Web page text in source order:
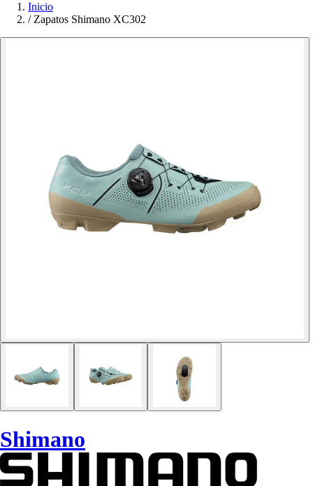
Inicio
/ Zapatos Shimano XC302
Shimano